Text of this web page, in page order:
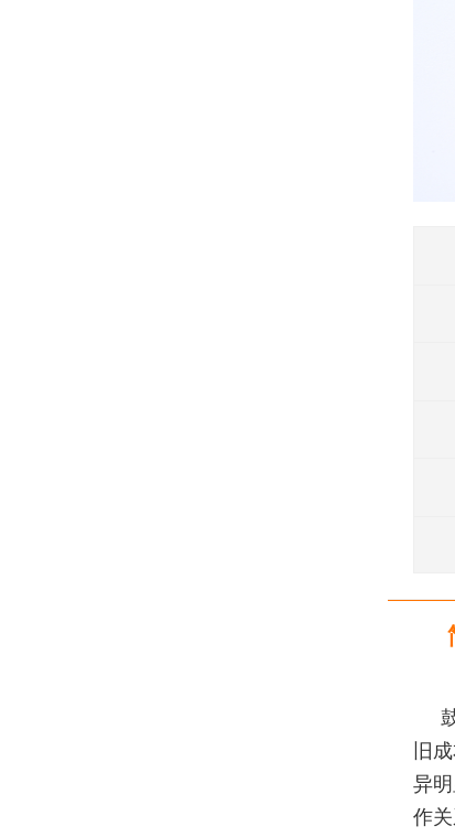
旧
异
作